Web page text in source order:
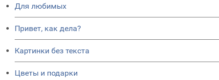
Для любимых
Привет, как дела?
Картинки без текста
Цветы и подарки